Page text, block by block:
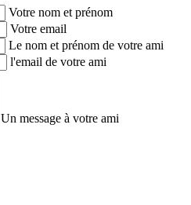
Votre nom et prénom
Votre email
Le nom et prénom de votre ami
l'email de votre ami
Un message à votre ami